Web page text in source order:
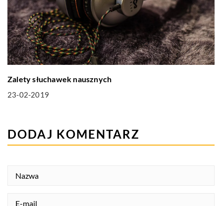
Zalety słuchawek nausznych
23-02-2019
DODAJ KOMENTARZ